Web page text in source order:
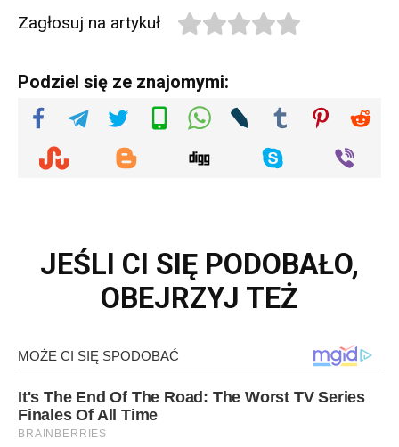
Zagłosuj na artykuł
Podziel się ze znajomymi:
JEŚLI CI SIĘ PODOBAŁO,
OBEJRZYJ TEŻ